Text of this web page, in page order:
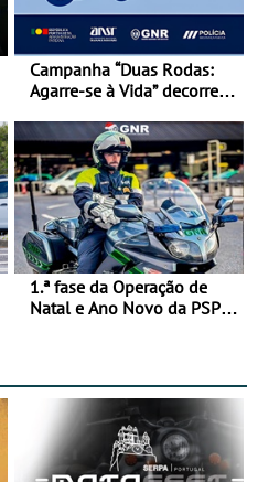
Campanha “Duas Rodas:
Agarre-se à Vida” decorre
1.ª fase da Operação de
Natal e Ano Novo da PSP e